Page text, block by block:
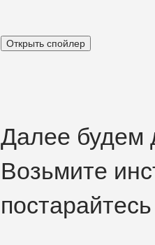
Далее будем
Возьмите